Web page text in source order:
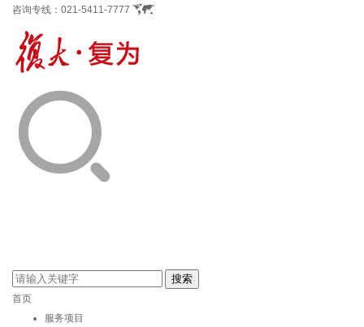
咨询专线： 021-5411-7777
首页
服务项目